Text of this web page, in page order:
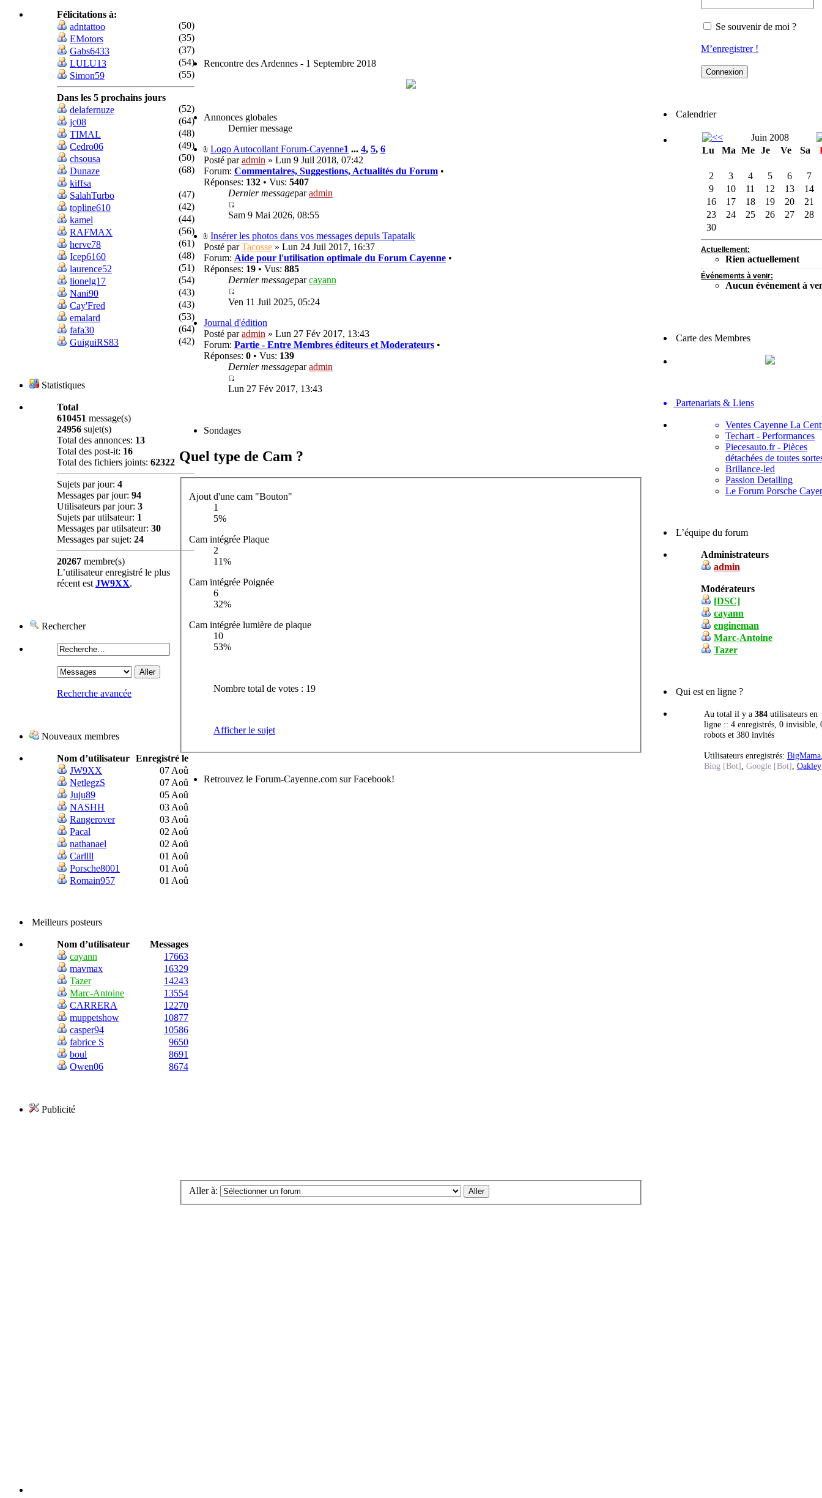
Félicitations à:
adntattoo
(50)
EMotors
(35)
Gabs6433
(37)
LULU13
(54)
Simon59
(55)
Dans les 5 prochains jours
delafernuze
(52)
jc08
(64)
TIMAL
(48)
Cedro06
(49)
chsousa
(50)
Dunaze
(68)
kiffsa
SalahTurbo
(47)
topline610
(42)
kamel
(44)
RAFMAX
(56)
herve78
(61)
Icep6160
(48)
laurence52
(51)
lionelg17
(54)
Nani90
(43)
Cay'Fred
(43)
emalard
(53)
fafa30
(64)
GuiguiRS83
(42)
Statistiques
Total
610451 message(s)
24956 sujet(s)
Total des annonces: 13
Total des post-it: 16
Total des fichiers joints: 62322
Sujets par jour: 4
Messages par jour: 94
Utilisateurs par jour: 3
Sujets par utilsateur: 1
Messages par utilsateur: 30
Messages par sujet: 24
20267 membre(s)
L’utilisateur enregistré le plus
récent est JW9XX.
Rechercher
Recherche avancée
Nouveaux membres
Nom d’utilisateur Enregistré le
JW9XX
07 Aoû
NetlegzS
07 Aoû
Juju89
05 Aoû
NASHH
03 Aoû
Rangerover
03 Aoû
Pacal
02 Aoû
nathanael
02 Aoû
Carllll
01 Aoû
Porsche8001
01 Aoû
Romain957
01 Aoû
Meilleurs posteurs
Nom d’utilisateur
Messages
cayann
17663
mavmax
16329
Tazer
14243
Marc-Antoine
13554
CARRERA
12270
muppetshow
10877
casper94
10586
fabrice S
9650
boul
8691
Owen06
8674
Publicité
Rencontre des Ardennes - 1 Septembre 2018
Annonces globales
Dernier message
Logo Autocollant Forum-Cayenne1 ... 4, 5, 6
Posté paradmin » Lun 9 Juil 2018, 07:42
Forum: Commentaires, Suggestions, Actualités du Forum •
Réponses: 132 • Vus: 5407
Dernier messageparadmin
Sam 9 Mai 2026, 08:55
Insérer les photos dans vos messages depuis Tapatalk
Posté parTacosse » Lun 24 Juil 2017, 16:37
Forum: Aide pour l'utilisation optimale du Forum Cayenne •
Réponses: 19 • Vus: 885
Dernier messageparcayann
Ven 11 Juil 2025, 05:24
Journal d'édition
Posté paradmin » Lun 27 Fév 2017, 13:43
Forum: Partie - Entre Membres éditeurs et Moderateurs •
Réponses: 0 • Vus: 139
Dernier messageparadmin
Lun 27 Fév 2017, 13:43
Sondages
Quel type de Cam ?
Ajout d'une cam "Bouton"
1
5%
Cam intégrée Plaque
2
11%
Cam intégrée Poignée
6
32%
Cam intégrée lumière de plaque
10
53%
Nombre total de votes : 19
Afficher le sujet
Retrouvez le Forum-Cayenne.com sur Facebook!
Aller à:
Se souvenir de moi ?
M’enregistrer !
Calendrier
Juin 2008
Lu
Ma Me Je Ve Sa
2 3 4 5 6
7
9
10 11 12 13
14
16
17 18 19 20
21
23
24 25 26 27
28
30
Actuellement:
Rien actuellement
Événements à venir:
Aucun événement à
Carte des Membres
Partenariats & Liens
Ventes Cayenne La
Techart - Performances
Piecesauto.fr - Pièces
détachées de toutes
Brillance-led
Passion Detailing
Le Forum Porsche
L’équipe du forum
Administrateurs
admin
Modérateurs
[DSC]
cayann
engineman
Marc-Antoine
Tazer
Qui est en ligne ?
Au total il y a 384 utilisateurs en
ligne :: 4 enregistrés, 0 invisible,
robots et 380 invités
Utilisateurs enregistrés: BigMama
Bing [Bot] Google [Bot] Oakley